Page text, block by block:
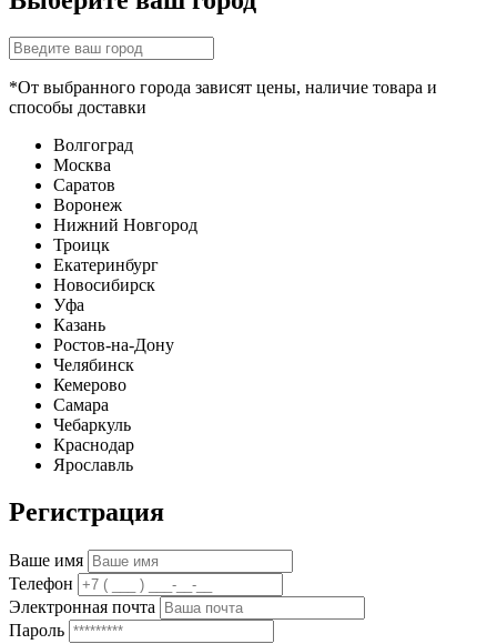
*От выбранного города зависят цены, наличие товара и
способы доставки
Волгоград
Москва
Саратов
Воронеж
Нижний Новгород
Троицк
Екатеринбург
Новосибирск
Уфа
Казань
Ростов-на-Дону
Челябинск
Кемерово
Самара
Чебаркуль
Краснодар
Ярославль
Регистрация
Ваше имя
Телефон
Электронная почта
Пароль